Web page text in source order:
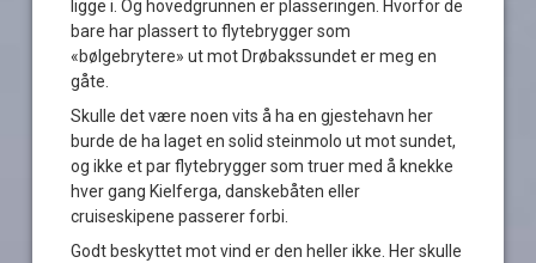
ligge i. Og hovedgrunnen er plasseringen. Hvorfor de
bare har plassert to flytebrygger som
«bølgebrytere» ut mot Drøbakssundet er meg en
gåte.
Skulle det være noen vits å ha en gjestehavn her
burde de ha laget en solid steinmolo ut mot sundet,
og ikke et par flytebrygger som truer med å knekke
hver gang Kielferga, danskebåten eller
cruiseskipene passerer forbi.
Godt beskyttet mot vind er den heller ikke. Her skulle